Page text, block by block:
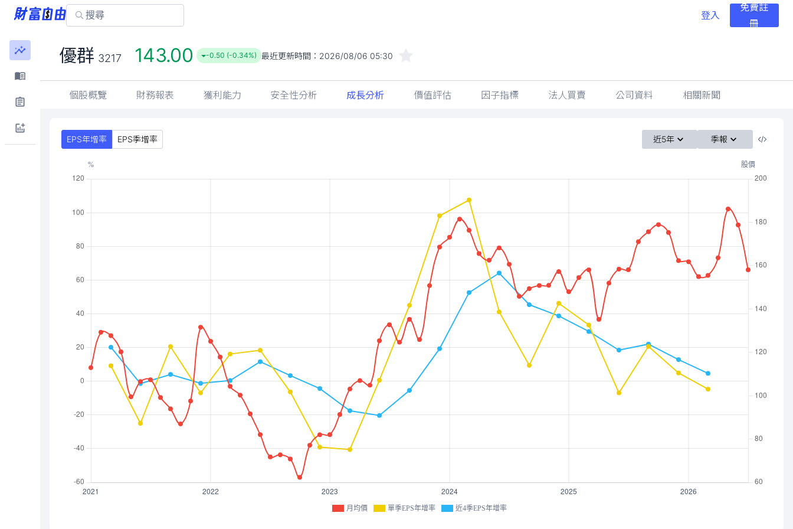
登入
免費註
冊
優群 3217 143.00 -0.50 (-0.34%) 最近更新時間： 2026/08/06 05:30
個股概覽 財務報表 獲利能力 安全性分析 成長分析 價值評估 因子指標 法人買賣 公司資料 相關新聞
EPS年增率 EPS季增率 近5年 季報
月均價 單季EPS年增率 近4季EPS年增率